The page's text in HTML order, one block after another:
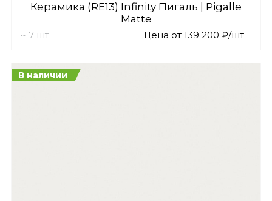
Керамика (RE13) Infinity Пигаль | Pigalle
Matte
~ 7 шт Цена от 139 200 ₽/шт
В наличии